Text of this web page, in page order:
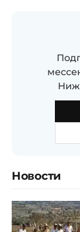
Новости